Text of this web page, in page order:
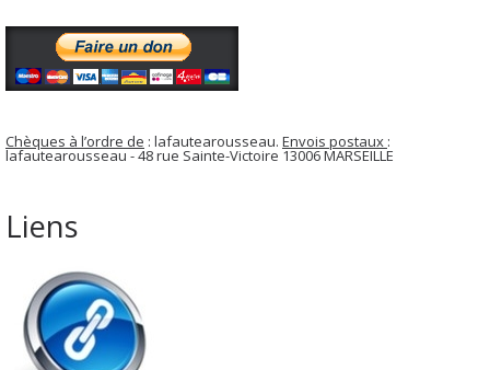
Chèques à l’ordre de : lafautearousseau. Envois postaux :
lafautearousseau - 48 rue Sainte-Victoire 13006 MARSEILLE
Liens